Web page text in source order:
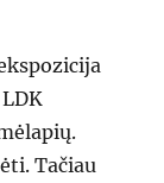
Tačiau